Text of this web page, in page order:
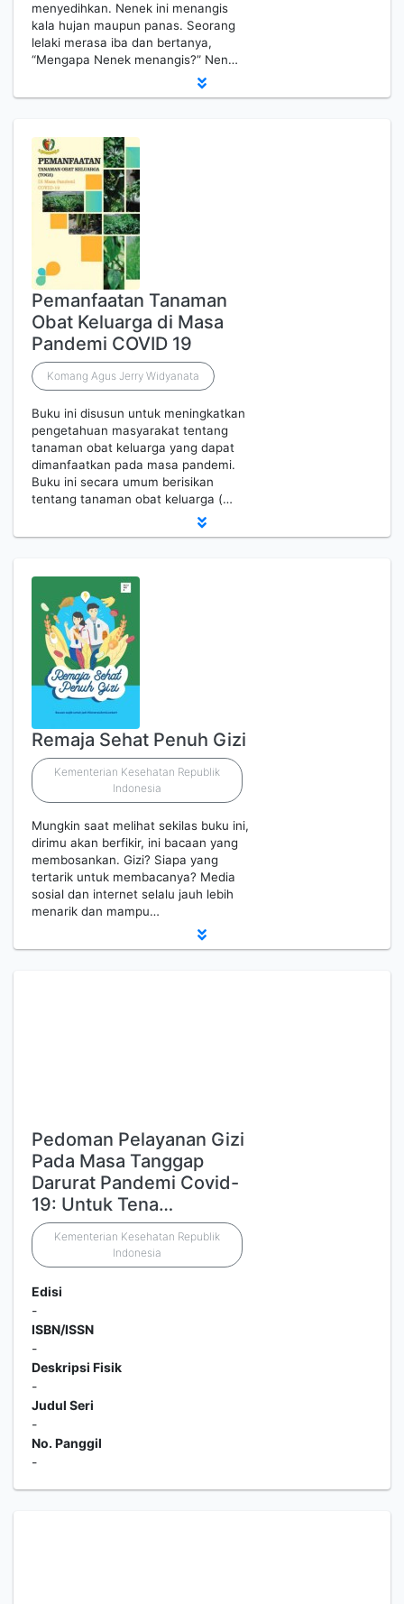
menyedihkan. Nenek ini menangis
kala hujan maupun panas. Seorang
lelaki merasa iba dan bertanya,
“Mengapa Nenek menangis?” Nen…
Pemanfaatan Tanaman
Obat Keluarga di Masa
Pandemi COVID 19
Komang Agus Jerry Widyanata
Buku ini disusun untuk meningkatkan
pengetahuan masyarakat tentang
tanaman obat keluarga yang dapat
dimanfaatkan pada masa pandemi.
Buku ini secara umum berisikan
tentang tanaman obat keluarga (…
Remaja Sehat Penuh Gizi
Kementerian Kesehatan Republik
Indonesia
Mungkin saat melihat sekilas buku ini,
dirimu akan berfikir, ini bacaan yang
membosankan. Gizi? Siapa yang
tertarik untuk membacanya? Media
sosial dan internet selalu jauh lebih
menarik dan mampu…
Pedoman Pelayanan Gizi
Pada Masa Tanggap
Darurat Pandemi Covid-
19: Untuk Tena…
Kementerian Kesehatan Republik
Indonesia
Edisi
-
ISBN/ISSN
-
Deskripsi Fisik
-
Judul Seri
-
No. Panggil
-